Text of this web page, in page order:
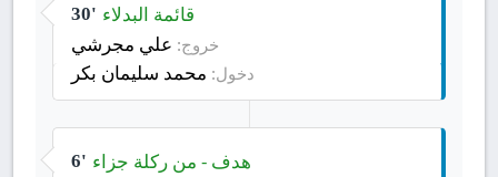
30' قائمة البدلاء
خروج: علي مجرشي
دخول: محمد سليمان بكر
6' هدف - من ركلة جزاء